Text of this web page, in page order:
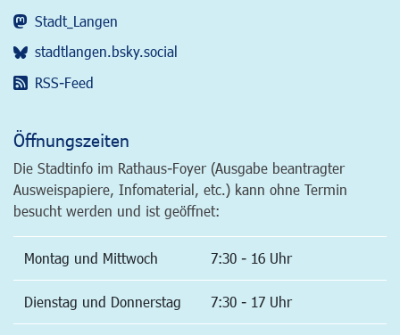
Stadt_Langen
stadtlangen.bsky.social
RSS-Feed
Öffnungszeiten
Die Stadtinfo im Rathaus-Foyer (Ausgabe beantragter
Ausweispapiere, Infomaterial, etc.) kann ohne Termin
besucht werden und ist geöffnet:
Montag und Mittwoch 7:30 - 16 Uhr
Dienstag und Donnerstag 7:30 - 17 Uhr